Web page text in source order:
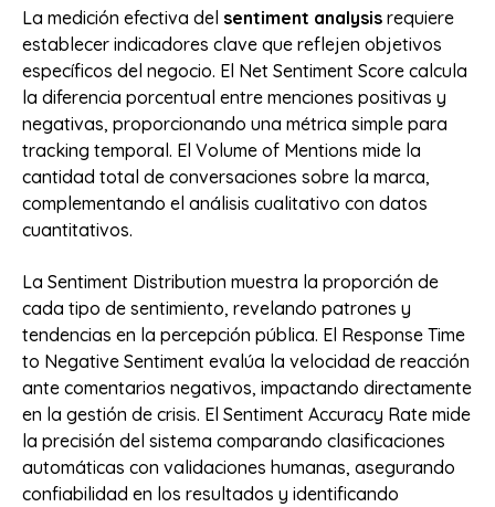
La medición efectiva del sentiment analysis requiere
establecer indicadores clave que reflejen objetivos
específicos del negocio. El Net Sentiment Score calcula
la diferencia porcentual entre menciones positivas y
negativas, proporcionando una métrica simple para
tracking temporal. El Volume of Mentions mide la
cantidad total de conversaciones sobre la marca,
complementando el análisis cualitativo con datos
cuantitativos.
La Sentiment Distribution muestra la proporción de
cada tipo de sentimiento, revelando patrones y
tendencias en la percepción pública. El Response Time
to Negative Sentiment evalúa la velocidad de reacción
ante comentarios negativos, impactando directamente
en la gestión de crisis. El Sentiment Accuracy Rate mide
la precisión del sistema comparando clasificaciones
automáticas con validaciones humanas, asegurando
confiabilidad en los resultados y identificando